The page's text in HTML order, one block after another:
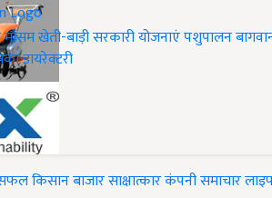
मौसमखेती-बाड़ीसरकारी योजनाएंपशुपालन
डायरेक्टरी
किसानबाजारसाक्षात्कारकंपनी समाचार